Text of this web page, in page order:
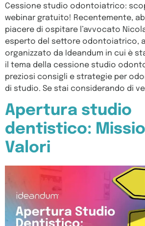
Cessione studio odontoiatrico:
webinar gratuito! Recentemente,
piacere di ospitare l’avvocato
esperto del settore odontoiatrico,
organizzato da Ideandum in cui è
il tema della cessione studio
preziosi consigli e strategie per
di studio. Se stai considerando di
Apertura studio
dentistico:
Valori